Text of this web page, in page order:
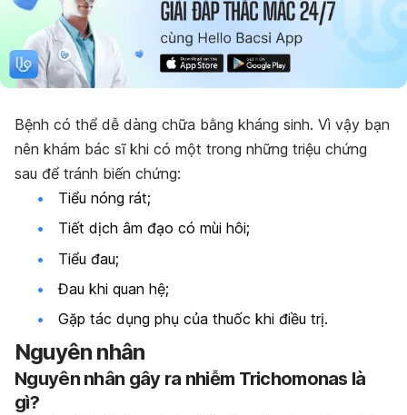
Bệnh có thể dễ dàng chữa bằng kháng sinh. Vì vậy bạn
nên khám bác sĩ khi có một trong những triệu chứng
sau để tránh biến chứng:
Tiểu nóng rát;
Tiết dịch âm đạo có mùi hôi;
Tiểu đau;
Đau khi quan hệ;
Gặp tác dụng phụ của thuốc khi điều trị.
Nguyên nhân
Nguyên nhân gây ra nhiễm Trichomonas là
gì?